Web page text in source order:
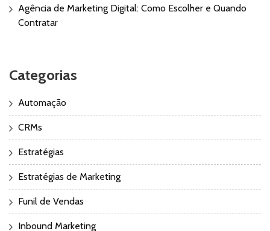
Agência de Marketing Digital: Como Escolher e Quando
Contratar
Categorias
Automação
CRMs
Estratégias
Estratégias de Marketing
Funil de Vendas
Inbound Marketing